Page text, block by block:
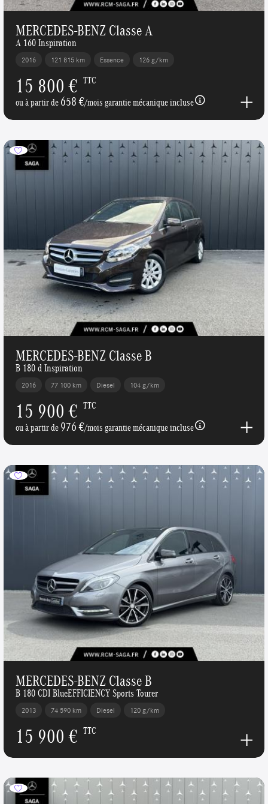
MERCEDES-BENZ Classe A
A 160 Inspiration
2016 121 815 km Essence 126 g/km
15 800 € TTC
ou à partir de658 €/mois garantie mécanique incluse
MERCEDES-BENZ Classe B
B 180 d Inspiration
2016 77 100 km Diesel 104 g/km
15 900 € TTC
ou à partir de976 €/mois garantie mécanique incluse
MERCEDES-BENZ Classe B
B 180 CDI BlueEFFICIENCY Sports Tourer
2013 74 590 km Diesel 120 g/km
15 900 € TTC